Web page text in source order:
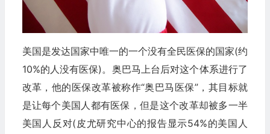
美国是发达国家中唯一的一个没有全民医保的国家(约
10%的人没有医保)。奥巴马上台后对这个体系进行了
改革，他的医保改革被称作“奥巴马医保”，其目标就
是让每个美国人都有医保，但是这个改革却被多一半
美国人反对(皮尤研究中心的报告显示54%的美国人